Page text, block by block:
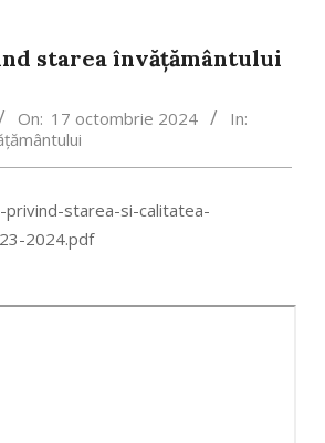
starea învățământului
On: 17 octombrie 2024
In:
privind-starea-si-calitatea-
2024.pdf